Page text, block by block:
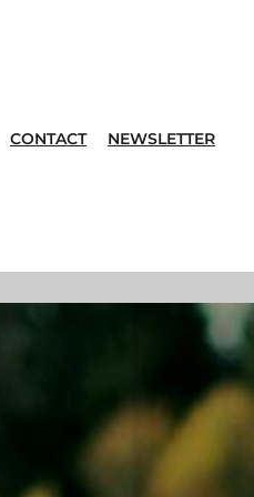
CONTACT NEWSLETTER